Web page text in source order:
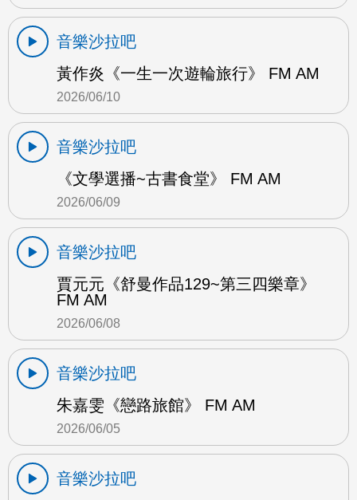
音樂沙拉吧
黃作炎《一生一次遊輪旅行》 FM AM
2026/06/10
音樂沙拉吧
《文學選播~古書食堂》 FM AM
2026/06/09
音樂沙拉吧
賈元元《舒曼作品129~第三四樂章》
FM AM
2026/06/08
音樂沙拉吧
朱嘉雯《戀路旅館》 FM AM
2026/06/05
音樂沙拉吧